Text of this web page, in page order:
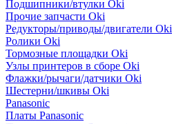
Подшипники/втулки Oki
Прочие запчасти Oki
Редукторы/приводы/двигатели Oki
Ролики Oki
Тормозные площадки Oki
Узлы принтеров в сборе Oki
Флажки/рычаги/датчики Oki
Шестерни/шкивы Oki
Panasonic
Платы Panasonic